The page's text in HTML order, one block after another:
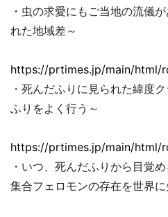
・虫の求愛にもご当地の流儀
れた地域差～
https://prtimes.jp/main/html/
・死んだふりに見られた緯度
ふりをよく行う～
https://prtimes.jp/main/html/
・いつ、死んだふりから目覚
集合フェロモンの存在を世界